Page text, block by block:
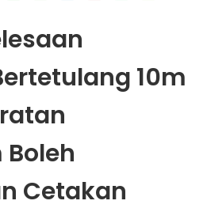
10m
Cetakan